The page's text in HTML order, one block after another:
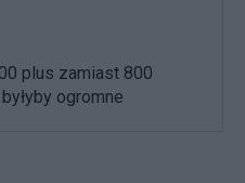
plus zamiast 800
ogromne